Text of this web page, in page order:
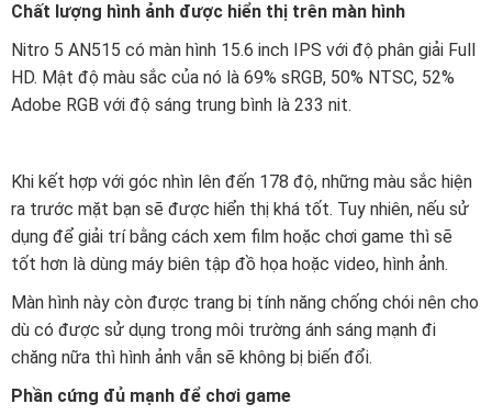
Chất lượng hình ảnh được hiển thị trên màn hình
Nitro 5 AN515 có màn hình 15.6 inch IPS với độ phân giải Full
HD. Mật độ màu sắc của nó là 69% sRGB, 50% NTSC, 52%
Adobe RGB với độ sáng trung bình là 233 nit.
Khi kết hợp với góc nhìn lên đến 178 độ, những màu sắc hiện
ra trước mặt bạn sẽ được hiển thị khá tốt. Tuy nhiên, nếu sử
dụng để giải trí bằng cách xem film hoặc chơi game thì sẽ
tốt hơn là dùng máy biên tập đồ họa hoặc video, hình ảnh.
Màn hình này còn được trang bị tính năng chống chói nên cho
dù có được sử dụng trong môi trường ánh sáng mạnh đi
chăng nữa thì hình ảnh vẫn sẽ không bị biến đổi.
Phần cứng đủ mạnh để chơi game